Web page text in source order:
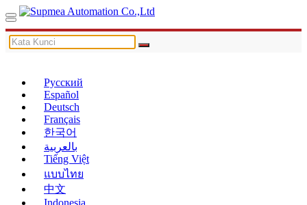
Русский
Español
Deutsch
Français
한국어
بالعربية
Tiếng Việt
แบบไทย
中文
Indonesia